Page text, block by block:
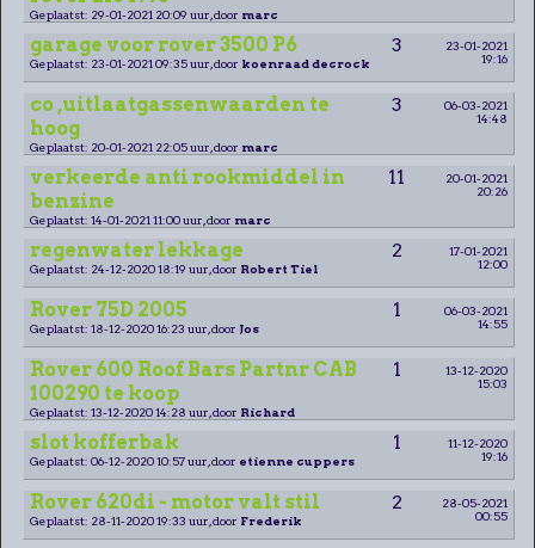
Geplaatst: 29-01-2021 20:09 uur, door marc
garage voor rover 3500 P6 3
23-01-2021
19:16
Geplaatst: 23-01-2021 09:35 uur, door koenraad decrock
co ,uitlaatgassenwaarden te
hoog
3
06-03-2021
14:48
Geplaatst: 20-01-2021 22:05 uur, door marc
verkeerde anti rookmiddel in
benzine
11
20-01-2021
20:26
Geplaatst: 14-01-2021 11:00 uur, door marc
regenwater lekkage 2
17-01-2021
12:00
Geplaatst: 24-12-2020 18:19 uur, door Robert Tiel
Rover 75D 2005 1
06-03-2021
14:55
Geplaatst: 18-12-2020 16:23 uur, door Jos
Rover 600 Roof Bars Partnr CAB
100290 te koop
1
13-12-2020
15:03
Geplaatst: 13-12-2020 14:28 uur, door Richard
slot kofferbak 1
11-12-2020
19:16
Geplaatst: 06-12-2020 10:57 uur, door etienne cuppers
Rover 620di - motor valt stil 2
28-05-2021
00:55
Geplaatst: 28-11-2020 19:33 uur, door Frederik